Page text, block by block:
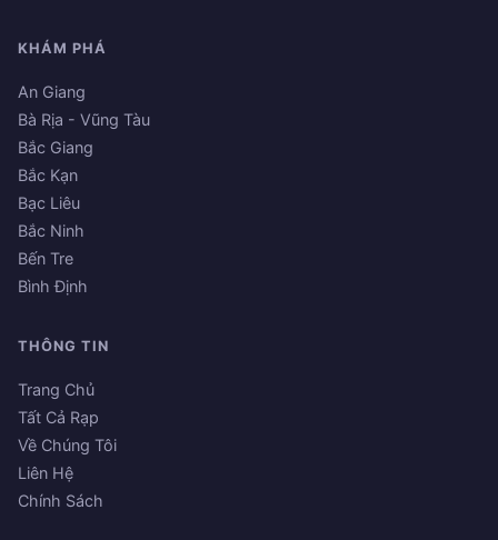
KHÁM PHÁ
An Giang
Bà Rịa - Vũng Tàu
Bắc Giang
Bắc Kạn
Bạc Liêu
Bắc Ninh
Bến Tre
Bình Định
THÔNG TIN
Trang Chủ
Tất Cả Rạp
Về Chúng Tôi
Liên Hệ
Chính Sách